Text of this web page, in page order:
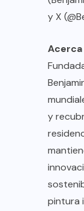
y X
Acerca
y
pintura